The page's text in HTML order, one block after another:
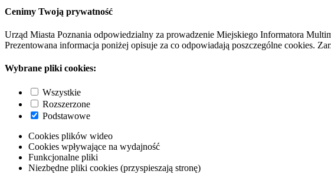
Cenimy Twoją prywatność
Urząd Miasta Poznania odpowiedzialny za prowadzenie Miejskiego Informatora
Prezentowana informacja poniżej opisuje za co odpowiadają poszczególne cookies.
Wybrane pliki cookies:
Wszystkie
Rozszerzone
Podstawowe
Cookies plików wideo
Cookies wpływające na wydajność
Funkcjonalne pliki
Niezbędne pliki cookies (przyspieszają stronę)